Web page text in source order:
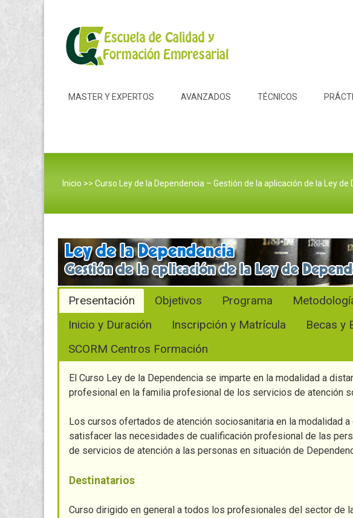
MASTER Y EXPERTOS AVANZADOS TÉCNICOS
Inicio >> Curso Ley de la Dependencia – Gestión de la aplicación de la Ley de
Presentación Objetivos Programa
Inicio y Duración
Inscripción y Matrícula
Becas y
SCORM Centros Formación
El Curso Ley de la Dependencia se imparte en la modalidad a
profesional en la familia profesional de los servicios de atención
Los cursos ofertados de atención sociosanitaria en la modalidad
satisfacer las necesidades de cualificación profesional de las
de servicios de atención a las personas en situación de
Destinatarios
Curso dirigido en general a todos los profesionales del sector de